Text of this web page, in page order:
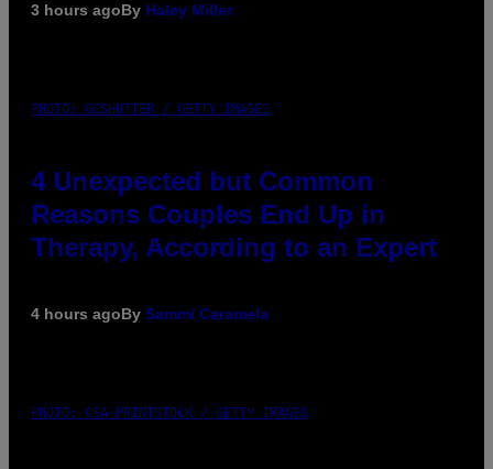
3 hours agoBy Haley Miller
PHOTO: GCSHUTTER / GETTY IMAGES
4 Unexpected but Common
Reasons Couples End Up in
Therapy, According to an Expert
4 hours agoBy Sammi Caramela
PHOTO: CSA-PRINTSTOCK / GETTY IMAGES